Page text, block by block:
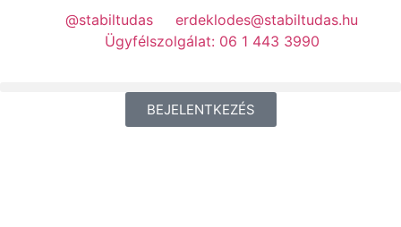
@stabiltudas
erdeklodes@stabiltudas.hu
Ügyfélszolgálat: 06 1 443 3990
BEJELENTKEZÉS